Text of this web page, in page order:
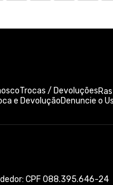
Trocas / Devoluções
e DevoluçãoDenuncie o
CPF 088.395.646-24